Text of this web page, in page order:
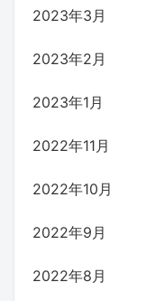
2023年3月
2023年2月
2023年1月
2022年11月
2022年10月
2022年9月
2022年8月